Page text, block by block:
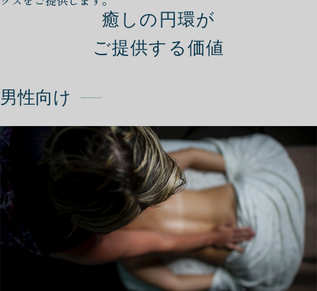
癒しの円環が
ご提供する価値
男性向け